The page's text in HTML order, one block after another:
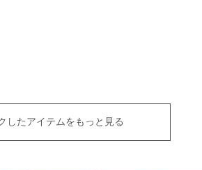
したアイテムをもっと見る